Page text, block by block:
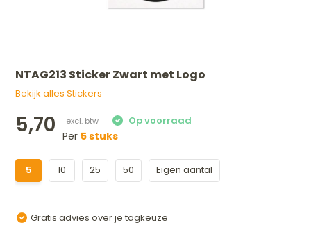
NTAG213 Sticker Zwart met Logo
Bekijk alles Stickers
5,70 Per 5 stuks
5 10 25 50 Eigen aantal
Gratis advies over je tagkeuze